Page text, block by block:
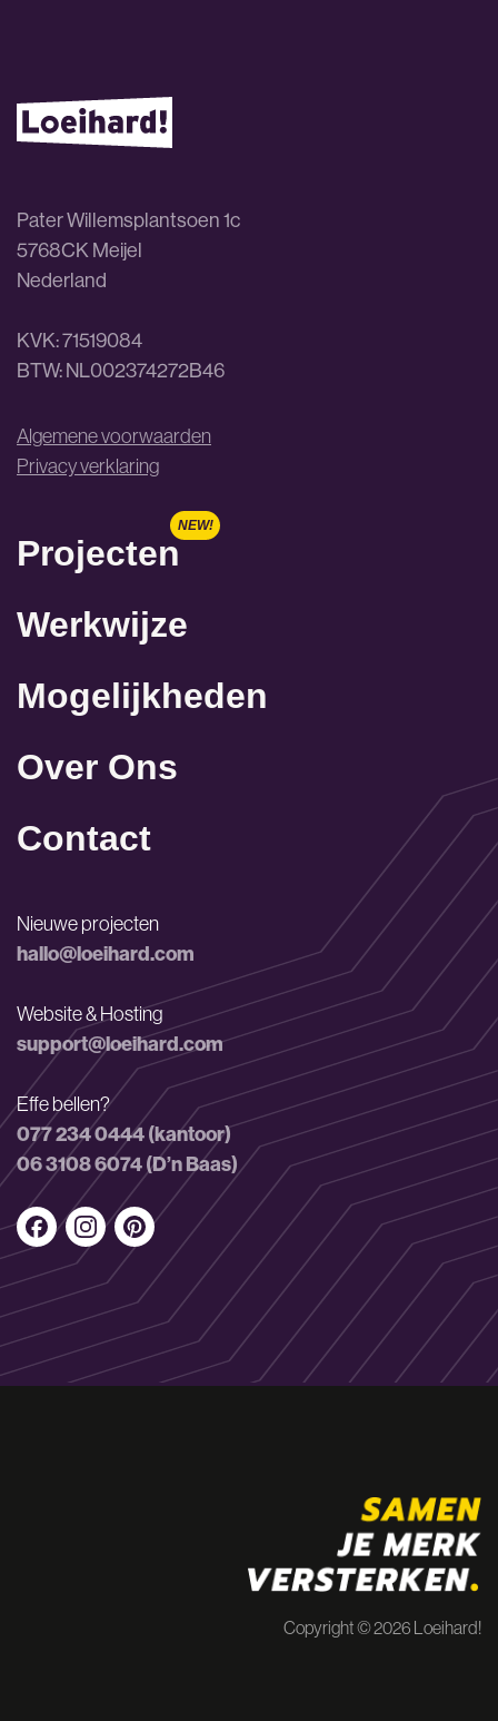
Pater Willemsplantsoen 1c
5768CK Meijel
Nederland
KVK: 71519084
BTW: NL002374272B46
Algemene voorwaarden
Privacy verklaring
Projecten
Werkwijze
Mogelijkheden
Over Ons
Contact
Nieuwe projecten
hallo@loeihard.com
Website & Hosting
support@loeihard.com
Effe bellen?
077 234 0444 (kantoor)
06 3108 6074 (D’n Baas)
Copyright © 2026 Loeihard!